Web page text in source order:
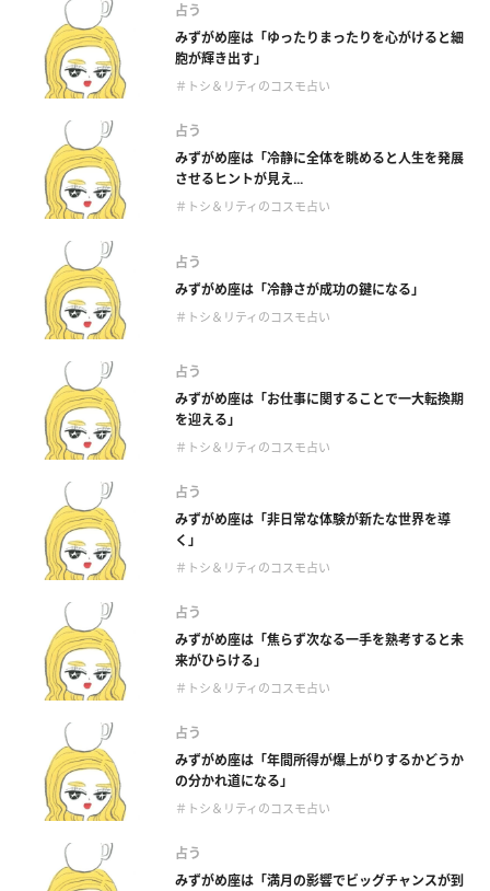
占う
みずがめ座は「ゆったりまったりを心がけると細
胞が輝き出す」
＃トシ＆リティのコスモ占い
占う
みずがめ座は「冷静に全体を眺めると人生を発展
させるヒントが見え...
＃トシ＆リティのコスモ占い
占う
みずがめ座は「冷静さが成功の鍵になる」
＃トシ＆リティのコスモ占い
占う
みずがめ座は「お仕事に関することで一大転換期
を迎える」
＃トシ＆リティのコスモ占い
占う
みずがめ座は「非日常な体験が新たな世界を導
く」
＃トシ＆リティのコスモ占い
占う
みずがめ座は「焦らず次なる一手を熟考すると未
来がひらける」
＃トシ＆リティのコスモ占い
占う
みずがめ座は「年間所得が爆上がりするかどうか
の分かれ道になる」
＃トシ＆リティのコスモ占い
占う
みずがめ座は「満月の影響でビッグチャンスが到